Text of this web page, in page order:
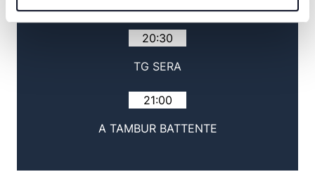
20:30
TG SERA
21:00
A TAMBUR BATTENTE